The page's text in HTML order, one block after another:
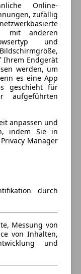
Online-
zufällig
mit anderen
und
Ihrem Endgerät
werden, um
es eine App
geschieht für
anpassen und
indem Sie in
Manager
durch
Messung von
von Inhalten,
und